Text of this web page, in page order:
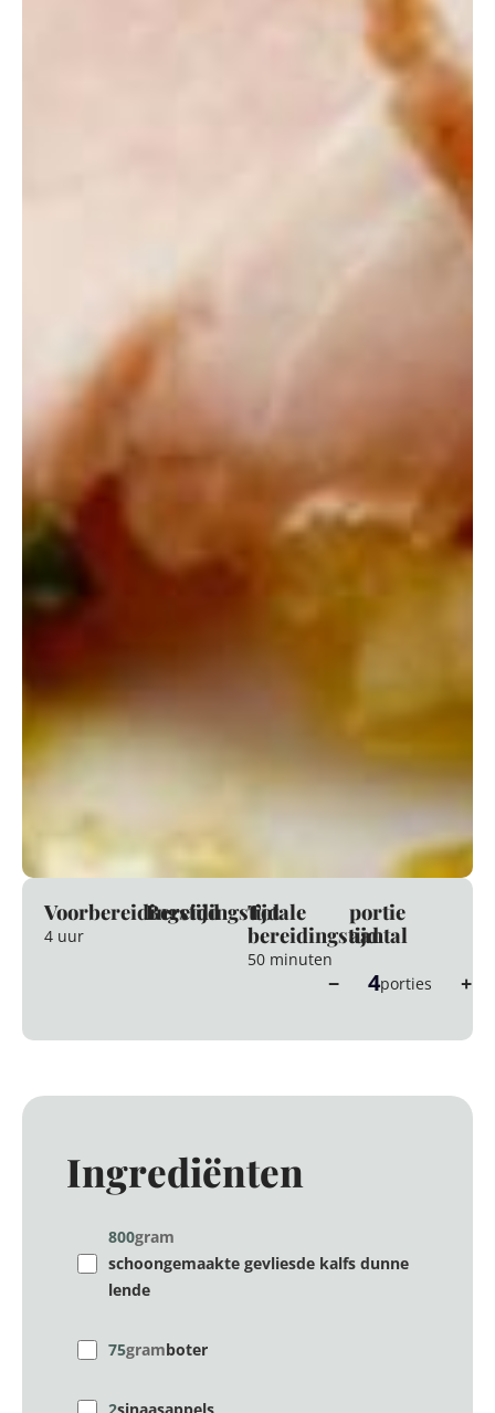
Voorbereidingstijd
4 uur
Bereidingstijd
Totale
bereidingstijd
50 minuten
portie
aantal
− 4porties +
Ingrediënten
800gram
schoongemaakte gevliesde kalfs dunne
lende
75gramboter